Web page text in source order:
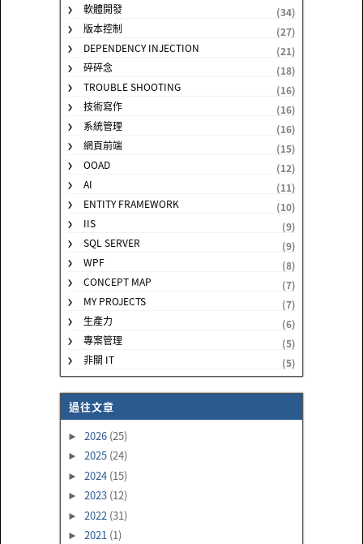
軟體開發
(34)
版本控制
(27)
DEPENDENCY INJECTION
(21)
碎碎念
(18)
TROUBLE SHOOTING
(16)
技術寫作
(16)
系統管理
(16)
網頁前端
(15)
OOAD
(12)
AI
(11)
ENTITY FRAMEWORK
(10)
IIS
(9)
SQL SERVER
(9)
WPF
(8)
CONCEPT MAP
(7)
MY PROJECTS
(7)
生產力
(6)
專案管理
(5)
非關 IT
(5)
過往文章
► 2026 (25)
► 2025 (24)
► 2024 (15)
► 2023 (12)
► 2022 (31)
► 2021 (1)